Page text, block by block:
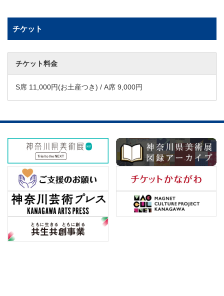
チケット
チケット料金
S席 11,000円(お土産つき) / A席 9,000円